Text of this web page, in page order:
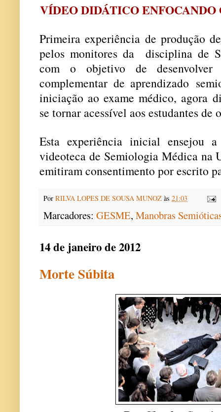
VÍDEO DIDÁTICO ENFOCANDO
Primeira experiência de produção
pelos monitores da disciplina de
com o objetivo de desenvolver
complementar de aprendizado
iniciação ao exame médico, agora
se tornar acessível aos estudantes de
Esta experiência inicial ensejou
videoteca de Semiologia Médica na
emitiram consentimento por escrito
Por RILVA LOPES DE SOUSA MUNOZ às 21:03
Marcadores: GESME, Manobras
14 de janeiro de 2012
Morte Súbita